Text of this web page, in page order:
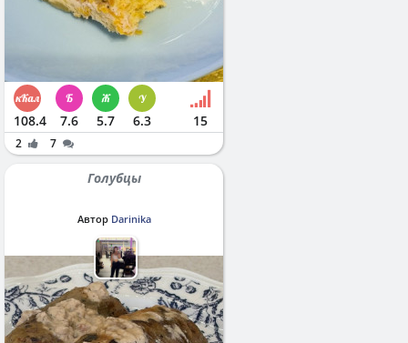
108.4 7.6 5.7 6.3 15
2 7
Голубцы
Автор Darinika